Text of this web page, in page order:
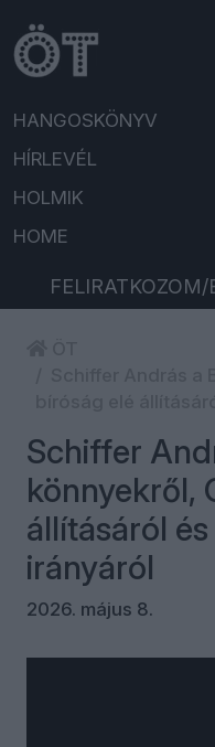
HANGOSKÖNYV
HÍRLEVÉL
HOLMIK
HOME
Schiffer
könnyekről,
állításáról
irányáról
2026. május 8.